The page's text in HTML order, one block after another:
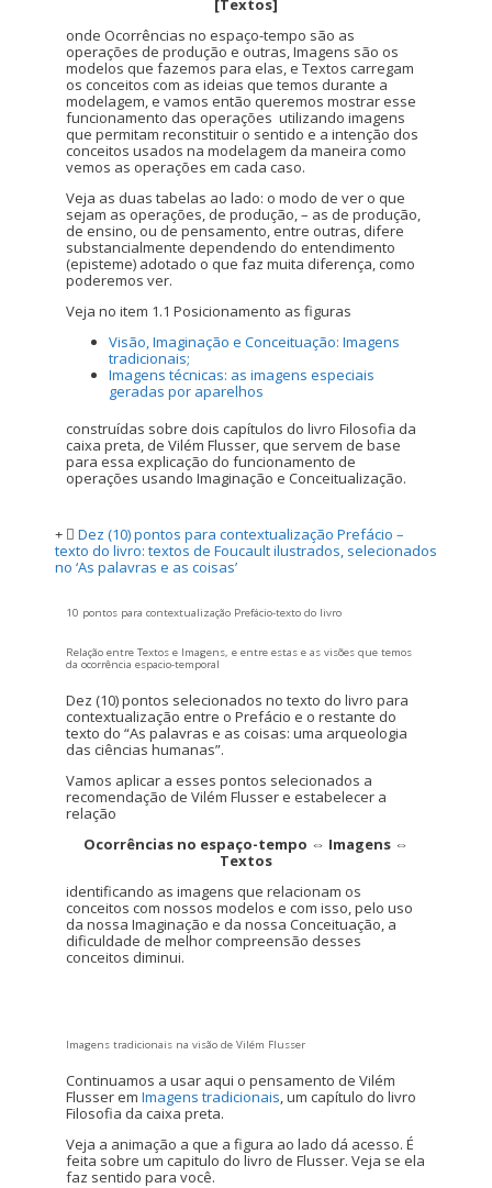
onde Ocorrências no espaço-tempo são as
operações de produção e outras, Imagens são os
modelos que fazemos para elas, e Textos carregam
os conceitos com as ideias que temos durante a
modelagem, e vamos então queremos mostrar esse
funcionamento das operações utilizando imagens
que permitam reconstituir o sentido e a intenção dos
conceitos usados na modelagem da maneira como
vemos as operações em cada caso.
Veja as duas tabelas ao lado: o modo de ver o que
sejam as operações, de produção, – as de produção,
de ensino, ou de pensamento, entre outras, difere
substancialmente dependendo do entendimento
(episteme) adotado o que faz muita diferença, como
poderemos ver.
Veja no item 1.1 Posicionamento as figuras
Visão, Imaginação e Conceituação: Imagens
tradicionais;
Imagens técnicas: as imagens especiais
geradas por aparelhos
construídas sobre dois capítulos do livro Filosofia da
caixa preta, de Vilém Flusser, que servem de base
para essa explicação do funcionamento de
operações usando Imaginação e Conceitualização.
Dez (10) pontos para contextualização Prefácio –
texto do livro: textos de Foucault ilustrados, selecionados
no ‘As palavras e as coisas’
10 pontos para contextualização Prefácio-texto do livro
Relação entre Textos e Imagens, e entre estas e as visões que temos
da ocorrência espacio-temporal
Dez (10) pontos selecionados no texto do livro para
contextualização entre o Prefácio e o restante do
texto do “As palavras e as coisas: uma arqueologia
das ciências humanas”.
Vamos aplicar a esses pontos selecionados a
recomendação de Vilém Flusser e estabelecer a
relação
Ocorrências no espaço-tempo ⇔ Imagens ⇔
Textos
identificando as imagens que relacionam os
conceitos com nossos modelos e com isso, pelo uso
da nossa Imaginação e da nossa Conceituação, a
dificuldade de melhor compreensão desses
conceitos diminui.
Imagens tradicionais na visão de Vilém Flusser
Continuamos a usar aqui o pensamento de Vilém
Flusser em Imagens tradicionais, um capítulo do livro
Filosofia da caixa preta.
Veja a animação a que a figura ao lado dá acesso. É
feita sobre um capitulo do livro de Flusser. Veja se ela
faz sentido para você.